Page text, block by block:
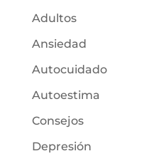
Adultos
Ansiedad
Autocuidado
Autoestima
Consejos
Depresión